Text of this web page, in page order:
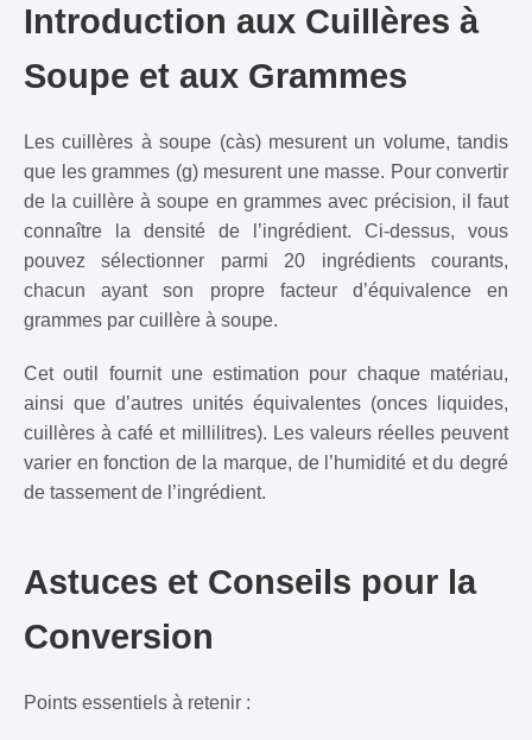
Introduction aux Cuillères à
Soupe et aux Grammes
Les cuillères à soupe (càs) mesurent un volume, tandis
que les grammes (g) mesurent une masse. Pour convertir
de la cuillère à soupe en grammes avec précision, il faut
connaître la densité de l’ingrédient. Ci-dessus, vous
pouvez sélectionner parmi 20 ingrédients courants,
chacun ayant son propre facteur d’équivalence en
grammes par cuillère à soupe.
Cet outil fournit une estimation pour chaque matériau,
ainsi que d’autres unités équivalentes (onces liquides,
cuillères à café et millilitres). Les valeurs réelles peuvent
varier en fonction de la marque, de l’humidité et du degré
de tassement de l’ingrédient.
Astuces et Conseils pour la
Conversion
Points essentiels à retenir :